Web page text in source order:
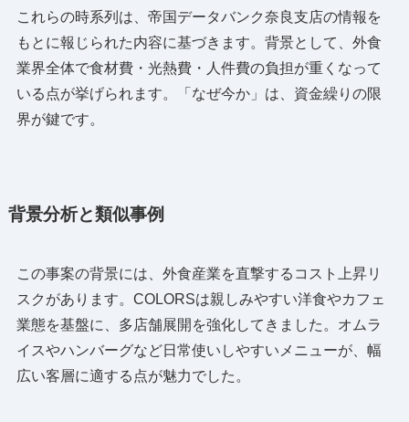
これらの時系列は、帝国データバンク奈良支店の情報を
もとに報じられた内容に基づきます。背景として、外食
業界全体で食材費・光熱費・人件費の負担が重くなって
いる点が挙げられます。「なぜ今か」は、資金繰りの限
界が鍵です。
背景分析と類似事例
この事案の背景には、外食産業を直撃するコスト上昇リ
スクがあります。COLORSは親しみやすい洋食やカフェ
業態を基盤に、多店舗展開を強化してきました。オムラ
イスやハンバーグなど日常使いしやすいメニューが、幅
広い客層に適する点が魅力でした。